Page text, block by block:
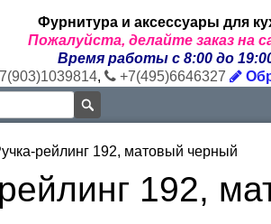
Фурнитура и аксессуары для
Пожалуйста, делайте заказ на
Время работы с 8:00 до
, +7(495)6646327
рейлинг 192, матовый черный
192,